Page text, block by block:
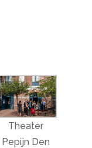
Theater
Pepijn Den